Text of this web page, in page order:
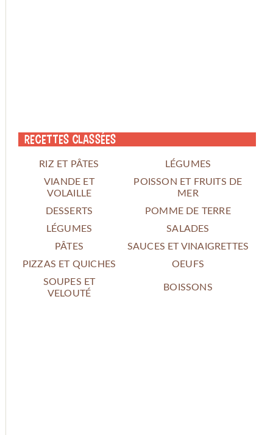
Recettes classées
RIZ ET PÂTES
LÉGUMES
VIANDE ET
VOLAILLE
POISSON ET FRUITS DE
MER
DESSERTS
POMME DE TERRE
LÉGUMES
SALADES
PÂTES
SAUCES ET VINAIGRETTES
PIZZAS ET QUICHES
OEUFS
SOUPES ET
VELOUTÉ
BOISSONS